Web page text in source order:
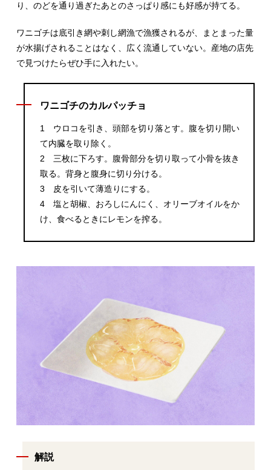
り、のどを通り過ぎたあとのさっぱり感にも好感が持てる。
ワニゴチは底引き網や刺し網漁で漁獲されるが、まとまった量
が水揚げされることはなく、広く流通していない。産地の店先
で見つけたらぜひ手に入れたい。
ワニゴチのカルパッチョ
1 ウロコを引き、頭部を切り落とす。腹を切り開い
て内臓を取り除く。
2 三枚に下ろす。腹骨部分を切り取って小骨を抜き
取る。背身と腹身に切り分ける。
3 皮を引いて薄造りにする。
4 塩と胡椒、おろしにんにく、オリーブオイルをか
け、食べるときにレモンを搾る。
解説